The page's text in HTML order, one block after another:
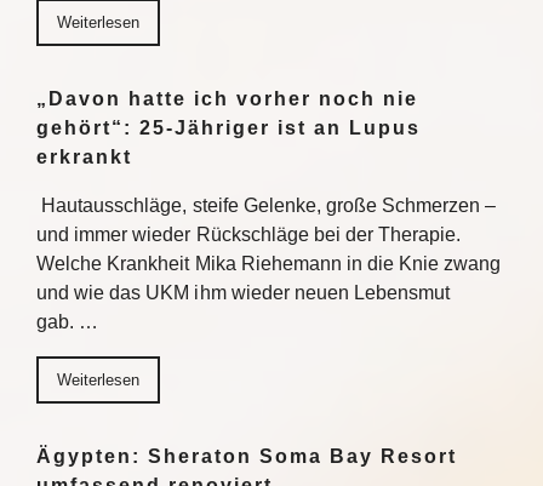
Weiterlesen
„Davon hatte ich vorher noch nie
gehört“: 25-Jähriger ist an Lupus
erkrankt
Hautausschläge, steife Gelenke, große Schmerzen –
und immer wieder Rückschläge bei der Therapie.
Welche Krankheit Mika Riehemann in die Knie zwang
und wie das UKM ihm wieder neuen Lebensmut
gab. …
Weiterlesen
Ägypten: Sheraton Soma Bay Resort